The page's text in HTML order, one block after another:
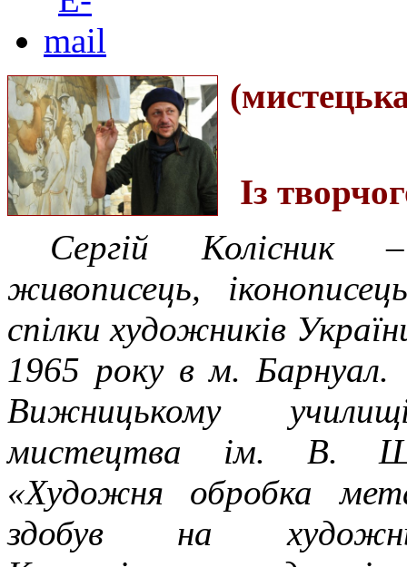
Із
Сергій Колісник
живописець,
спілки художників
1965 року в м. Барнуал.
Вижницькому
мистецтва ім. В.
«Художня обробка
здобув на